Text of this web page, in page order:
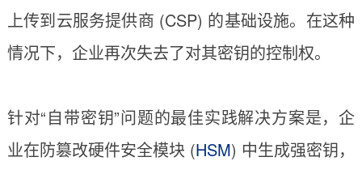
上传到云服务提供商 (CSP) 的基础设施。在这种
情况下，企业再次失去了对其密钥的控制权。
针对“自带密钥”问题的最佳实践解决方案是，企
业在防篡改硬件安全模块 (HSM) 中生成强密钥，